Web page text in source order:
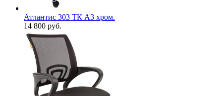
Атлантис 303 ТК А3 хром.
14 800 руб.